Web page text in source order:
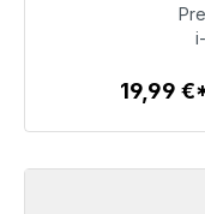
19,99